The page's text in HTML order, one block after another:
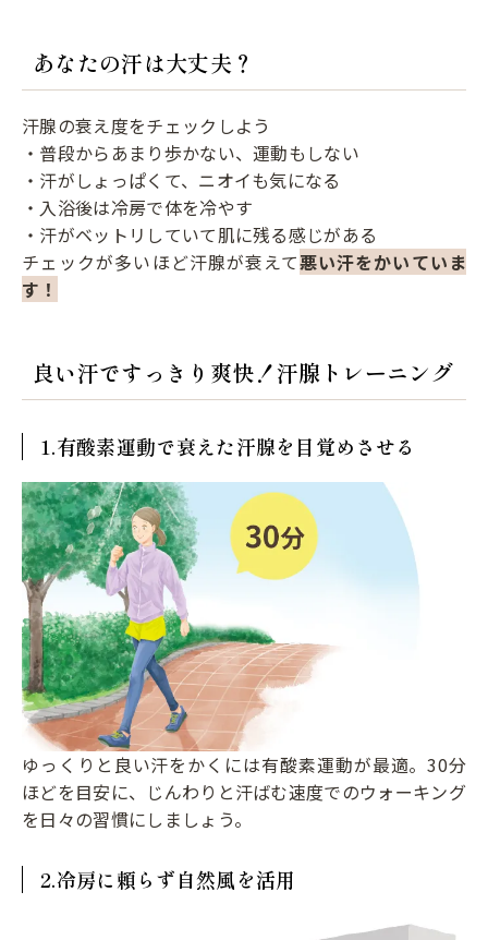
あなたの汗は大丈夫？
汗腺の衰え度をチェックしよう
・普段からあまり歩かない、運動もしない
・汗がしょっぱくて、ニオイも気になる
・入浴後は冷房で体を冷やす
・汗がベットリしていて肌に残る感じがある
チェックが多いほど汗腺が衰えて悪い汗をかいていま
す！
良い汗ですっきり爽快！汗腺トレーニング
1.有酸素運動で衰えた汗腺を目覚めさせる
ゆっくりと良い汗をかくには有酸素運動が最適。30分
ほどを目安に、じんわりと汗ばむ速度でのウォーキング
を日々の習慣にしましょう。
2.冷房に頼らず自然風を活用